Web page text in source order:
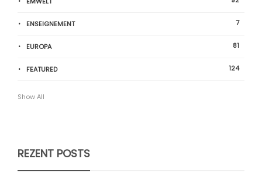
ENSEIGNEMENT 7
EUROPA 81
FEATURED 124
Show All
REZENT POSTS